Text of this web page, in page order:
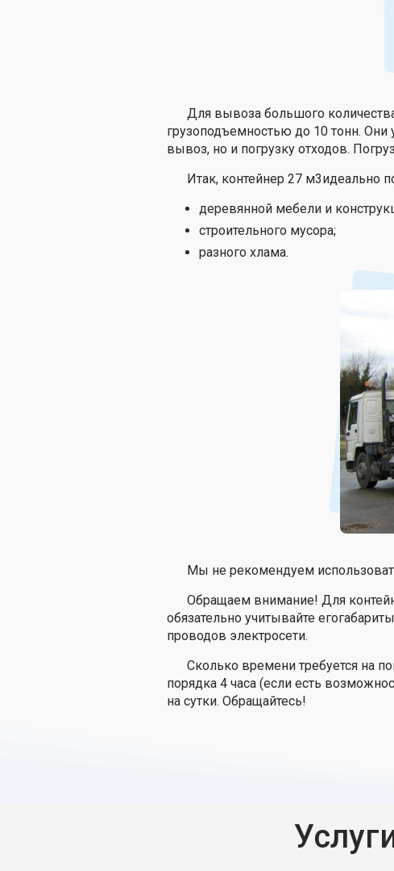
Для вывоза большого
грузоподъемностью до 10 тонн. Они
вывоз, но и погрузку отходов.
Итак, контейнер 27 м3идеально
деревянной мебели и
строительного мусора;
разного хлама.
Мы не рекомендуем
Обращаем внимание! Для
обязательно учитывайте
проводов электросети.
Сколько времени требуется на
порядка 4 часа (если есть
на сутки. Обращайтесь!